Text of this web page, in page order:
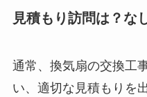
見積もり訪問は？な
通常、換気扇の交換工
い、適切な見積もりを